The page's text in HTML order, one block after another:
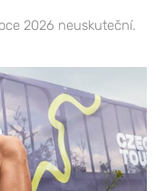
2026 neuskuteční.